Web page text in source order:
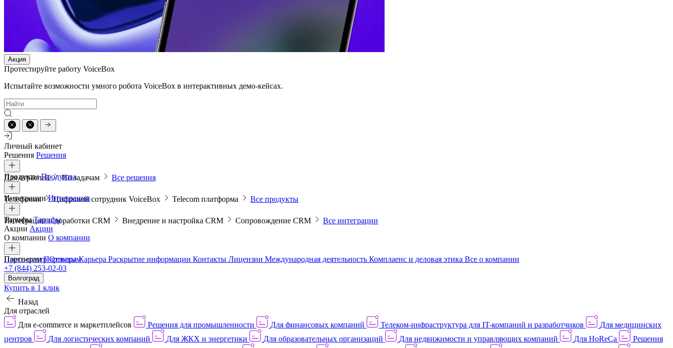
Акция
Протестируйте работу VoiceBox
Испытайте возможности умного робота VoiceBox в интерактивных демо-кейсах.
Личный кабинет
Решения Решения
Для отраслей По задачам Все решения
ПродуктыПродукты
Телефония Цифровой сотрудник VoiceBox Telecom платформа Все продукты
ИнтеграцииИнтеграции
Интеграции и доработки CRM Внедрение и настройка CRM Сопровождение CRM Все интеграции
ТарифыТарифы
Акции Акции
О компании О компании
Пресс-центрОтзывыКарьера Раскрытие информации Контакты Лицензии Международная деятельность Комплаенс и деловая этика Все о компании
ПартнерамПартнерам
+7 (844) 253-02-03
Волгоград
Купить в 1 клик
Назад
Для отраслей
Для e-commerce и маркетплейсов
Решения для промышленности Для финансовых компаний Телеком-инфраструктура для IT-компаний и разработчиков
Для медицинских
центров
Для логистических компаний Для ЖКХ и энергетики Для образовательных организаций Для недвижимости и управляющих компаний Для HoReCa
Решения